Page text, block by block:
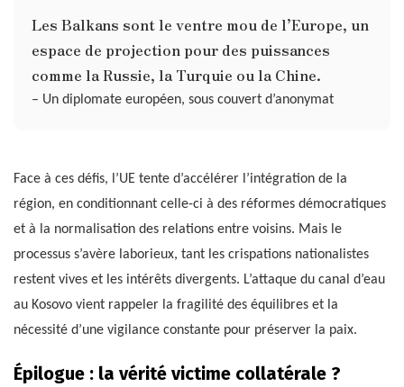
Les Balkans sont le ventre mou de l’Europe, un
espace de projection pour des puissances
comme la Russie, la Turquie ou la Chine.
– Un diplomate européen, sous couvert d’anonymat
Face à ces défis, l’UE tente d’accélérer l’intégration de la
région, en conditionnant celle-ci à des réformes démocratiques
et à la normalisation des relations entre voisins. Mais le
processus s’avère laborieux, tant les crispations nationalistes
restent vives et les intérêts divergents. L’attaque du canal d’eau
au Kosovo vient rappeler la fragilité des équilibres et la
nécessité d’une vigilance constante pour préserver la paix.
Épilogue : la vérité victime collatérale ?